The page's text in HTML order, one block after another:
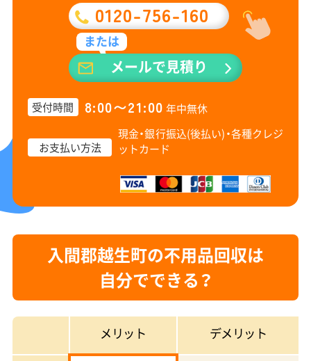
0120-756-160
または
メールで見積り
受付時間 8:00〜21:00 年中無休
お支払い方法
現金・銀行振込(後払い)・各種クレジ
ットカード
入間郡越生町の不用品回収は
自分でできる？
メリット デメリット